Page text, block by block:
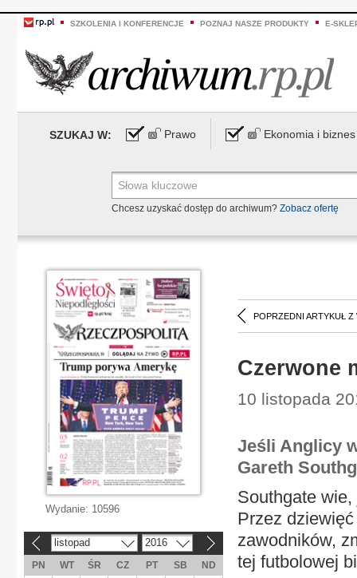
SZKOLENIA I KONFERENCJE POZNAJ NASZE PRODUKTY E-
SZUKAJ W: Prawo Ekonomia i biznes
Chcesz uzyskać dostęp do archiwum? Zobacz ofertę
POPRZEDNI ARTYKUŁ Z
Czerwone
10 listopada
Jeśli Anglicy
Gareth
Southgate
Przez
zawodników,
tej futbolowej
Wydanie: 10596
listopad 2016
PN WT ŚR CZ PT SB
ND